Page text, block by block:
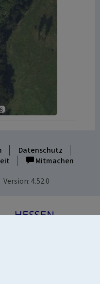
Datenschutz
Mitmachen
Version: 4.52.0